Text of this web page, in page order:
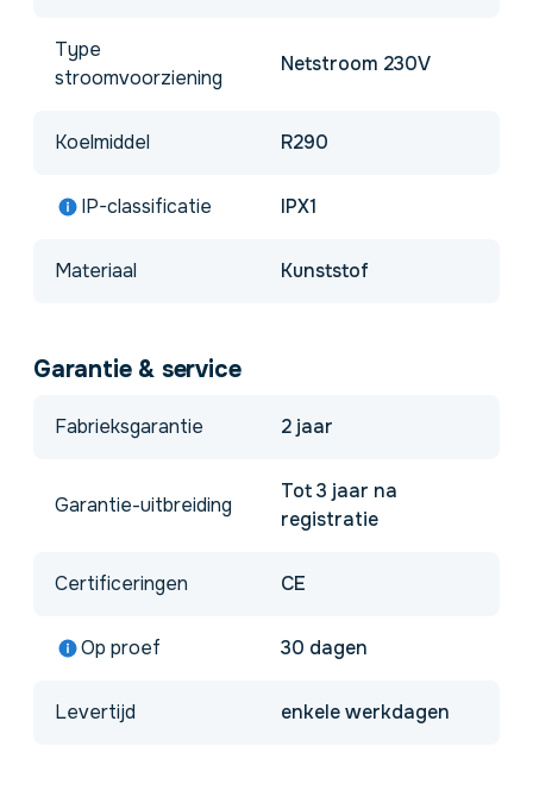
Type
stroomvoorziening
Netstroom 230V
Koelmiddel R290
IP-classificatie IPX1
Materiaal Kunststof
Garantie & service
Fabrieksgarantie 2 jaar
Garantie-uitbreiding
Tot 3 jaar na
registratie
Certificeringen CE
Op proef 30 dagen
Levertijd enkele werkdagen